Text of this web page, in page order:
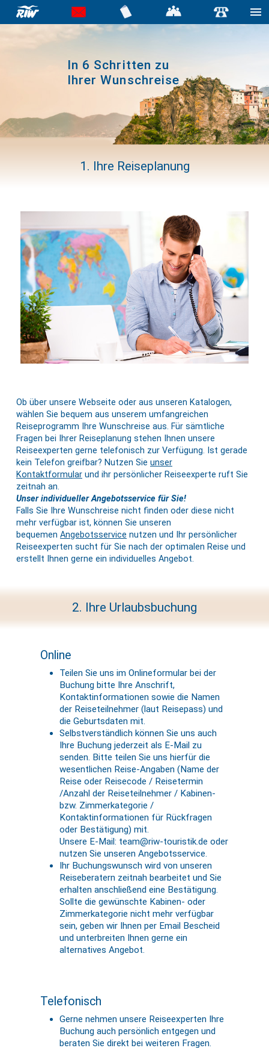
haiderose
In 6 Schritten zu
Ihrer Wunschreise
1. Ihre Reiseplanung
Ob über unsere Webseite oder aus unseren Katalogen,
wählen Sie bequem aus unserem umfangreichen
Reiseprogramm Ihre Wunschreise aus. Für sämtliche
Fragen bei Ihrer Reiseplanung stehen Ihnen unsere
Reiseexperten gerne telefonisch zur Verfügung. Ist gerade
kein Telefon greifbar? Nutzen Sie unser
Kontaktformular und ihr persönlicher Reiseexperte ruft Sie
zeitnah an.
Unser individueller Angebotsservice für Sie!
Falls Sie Ihre Wunschreise nicht finden oder diese nicht
mehr verfügbar ist, können Sie unseren
bequemen Angebotsservice nutzen und Ihr persönlicher
Reiseexperten sucht für Sie nach der optimalen Reise und
erstellt Ihnen gerne ein individuelles Angebot.
2. Ihre Urlaubsbuchung
Online
Teilen Sie uns im Onlineformular bei der
Buchung bitte Ihre Anschrift,
Kontaktinformationen sowie die Namen
der Reiseteilnehmer (laut Reisepass) und
die Geburtsdaten mit.
Selbstverständlich können Sie uns auch
Ihre Buchung jederzeit als E-Mail zu
senden. Bitte teilen Sie uns hierfür die
wesentlichen Reise-Angaben (Name der
Reise oder Reisecode / Reisetermin
/Anzahl der Reiseteilnehmer / Kabinen-
bzw. Zimmerkategorie /
Kontaktinformationen für Rückfragen
oder Bestätigung) mit.
Unsere E-Mail: team@riw-touristik.de oder
nutzen Sie unseren Angebotsservice.
Ihr Buchungswunsch wird von unseren
Reiseberatern zeitnah bearbeitet und Sie
erhalten anschließend eine Bestätigung.
Sollte die gewünschte Kabinen- oder
Zimmerkategorie nicht mehr verfügbar
sein, geben wir Ihnen per Email Bescheid
und unterbreiten Ihnen gerne ein
alternatives Angebot.
Telefonisch
Gerne nehmen unsere Reiseexperten Ihre
Buchung auch persönlich entgegen und
beraten Sie direkt bei weiteren Fragen.